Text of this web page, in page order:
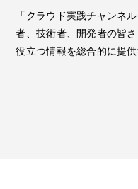
「クラウド実践チャンネ
者、技術者、開発者の皆
役立つ情報を総合的に提